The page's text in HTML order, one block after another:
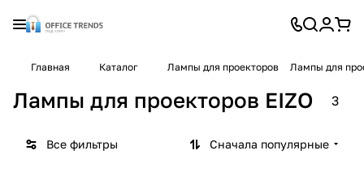
Главная Каталог Лампы для проекторов Лампы для
Лампы для проекторов EIZO 3
Все фильтры Сначала популярные